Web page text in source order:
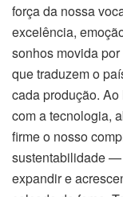
força da nossa
excelência,
sonhos movida
que traduzem o
cada produção.
com a tecnologia,
firme o nosso
sustentabilidade
expandir e